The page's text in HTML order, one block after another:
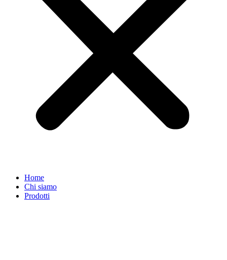
Home
Chi siamo
Prodotti